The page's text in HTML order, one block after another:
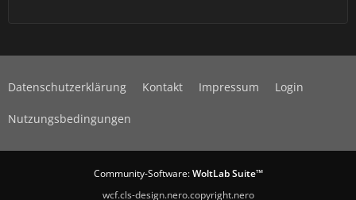
Datenschutzerklärung Kontakt Impressum Login
Nutzungsbedingungen
Community-Software:WoltLab Suite™
wcf.cls-design.nero.copyright.nero